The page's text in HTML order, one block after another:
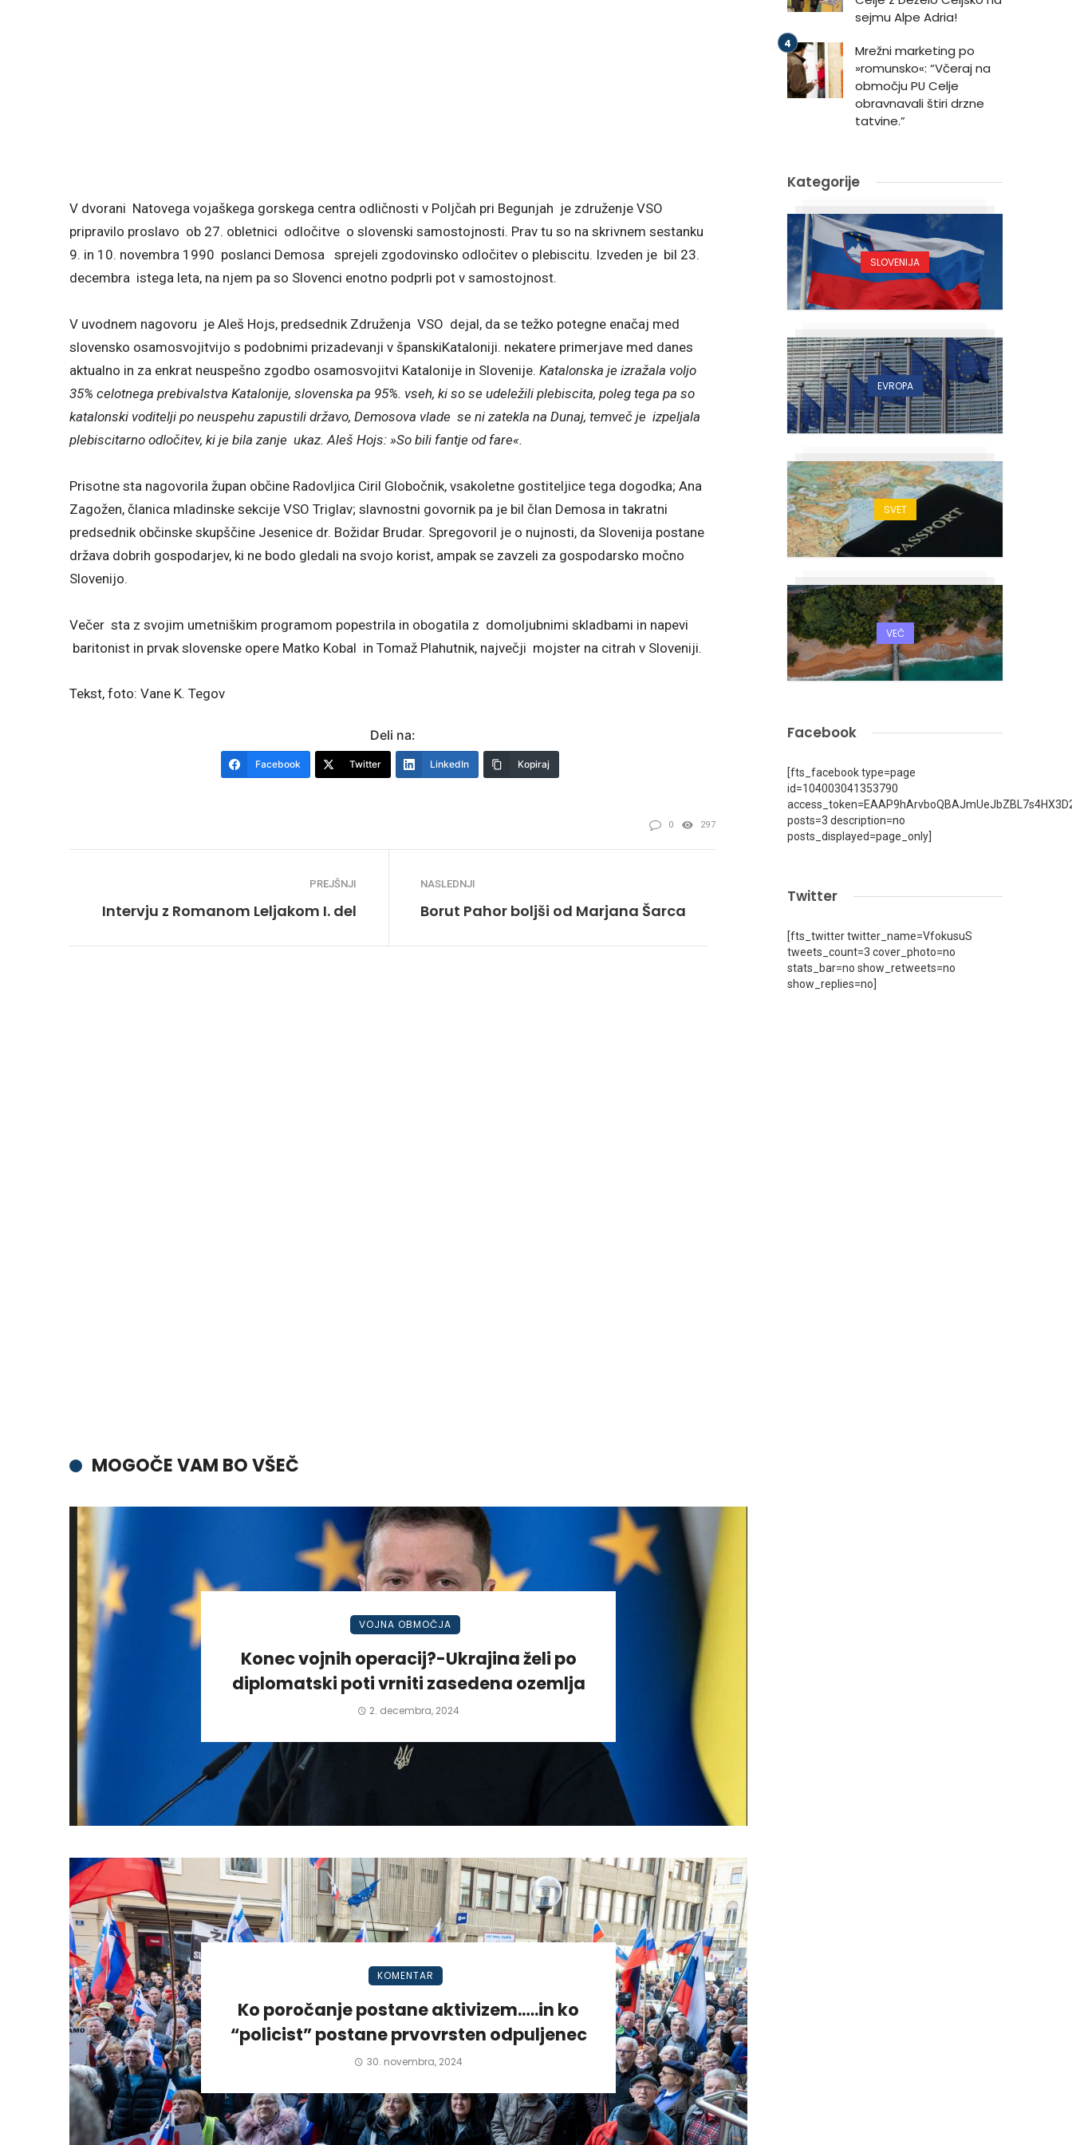
V dvorani Natovega vojaškega gorskega centra odličnosti v Poljčah pri Begunjah je združenje VSO
pripravilo proslavo ob 27. obletnici odločitve o slovenski samostojnosti. Prav tu so na skrivnem sestanku
9. in 10. novembra 1990 poslanci Demosa sprejeli zgodovinsko odločitev o plebiscitu. Izveden je bil 23.
decembra istega leta, na njem pa so Slovenci enotno podprli pot v samostojnost.
V uvodnem nagovoru je Aleš Hojs, predsednik Združenja VSO dejal, da se težko potegne enačaj med
slovensko osamosvojitvijo s podobnimi prizadevanji v španskiKataloniji. nekatere primerjave med danes
aktualno in za enkrat neuspešno zgodbo osamosvojitvi Katalonije in Slovenije. Katalonska je izražala voljo
35% celotnega prebivalstva Katalonije, slovenska pa 95%. vseh, ki so se udeležili plebiscita, poleg tega pa so
katalonski voditelji po neuspehu zapustili državo, Demosova vlade se ni zatekla na Dunaj, temveč je izpeljala
plebiscitarno odločitev, ki je bila zanje ukaz. Aleš Hojs: »So bili fantje od fare«.
Prisotne sta nagovorila župan občine Radovljica Ciril Globočnik, vsakoletne gostiteljice tega dogodka; Ana
Zagožen, članica mladinske sekcije VSO Triglav; slavnostni govornik pa je bil član Demosa in takratni
predsednik občinske skupščine Jesenice dr. Božidar Brudar. Spregovoril je o nujnosti, da Slovenija postane
država dobrih gospodarjev, ki ne bodo gledali na svojo korist, ampak se zavzeli za gospodarsko močno
Slovenijo.
Večer sta z svojim umetniškim programom popestrila in obogatila z domoljubnimi skladbami in napevi
baritonist in prvak slovenske opere Matko Kobal in Tomaž Plahutnik, največji mojster na citrah v Sloveniji.
Tekst, foto: Vane K. Tegov
Deli na:
Facebook Twitter LinkedIn Kopiraj
0 297
PREJŠNJI
Intervju z Romanom Leljakom I. del
NASLEDNJI
Borut Pahor boljši od Marjana Šarca
MOGOČE VAM BO VŠEČ
VOJNA OBMOČJA
Konec vojnih operacij?-Ukrajina želi po
diplomatski poti vrniti zasedena ozemlja
2. decembra, 2024
KOMENTAR
Ko poročanje postane aktivizem.….in ko
“policist” postane prvovrsten odpuljenec
30. novembra, 2024
sejmu Alpe Adria!
Mrežni marketing po
»romunsko«: “Včeraj na
območju PU Celje
obravnavali štiri drzne
tatvine.”
Kategorije
SLOVENIJA
EVROPA
SVET
VEČ
Facebook
[fts_facebook type=page
id=104003041353790
posts=3 description=no
posts_displayed=page_only]
Twitter
[fts_twitter twitter_name=VfokusuS
tweets_count=3 cover_photo=no
stats_bar=no show_retweets=no
show_replies=no]